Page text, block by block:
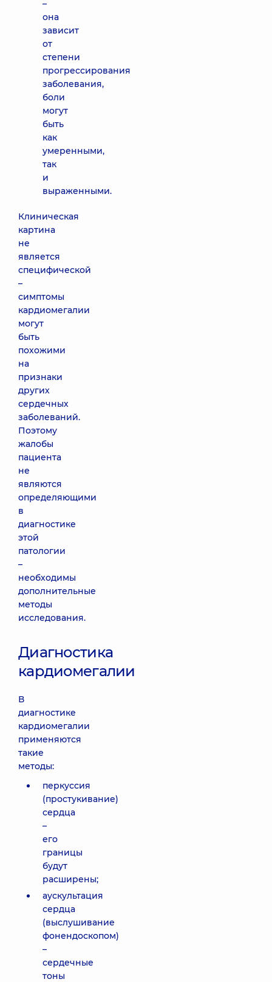
–
она
зависит
от
степени
прогрессирования
заболевания,
боли
могут
быть
как
умеренными,
так
и
выраженными.
Клиническая
картина
не
является
специфической
–
симптомы
кардиомегалии
могут
быть
похожими
на
признаки
других
сердечных
заболеваний.
Поэтому
жалобы
пациента
не
являются
определяющими
в
диагностике
этой
патологии
–
необходимы
дополнительные
методы
исследования.
Диагностика
кардиомегалии
В
диагностике
кардиомегалии
применяются
такие
методы:
перкуссия
(простукивание)
сердца
–
его
границы
будут
расширены;
аускультация
сердца
(выслушивание
фонендоскопом)
–
сердечные
тоны